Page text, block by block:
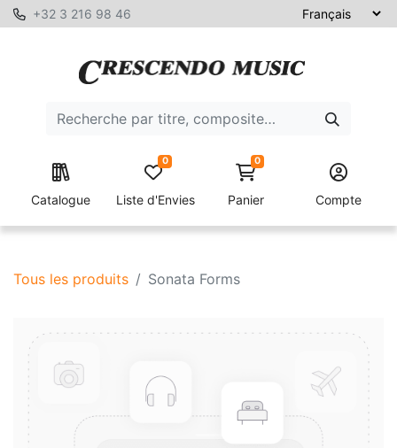
+32 3 216 98 46
Catalogue Liste d'Envies
0 0
Panier Compte
Tous les produits Sonata Forms